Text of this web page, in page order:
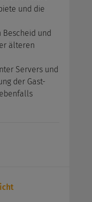
und die
und
älteren
Servers und
der Gast-